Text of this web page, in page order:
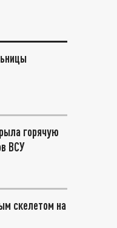
горячую
ВСУ
скелетом на